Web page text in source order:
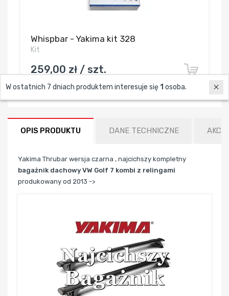
Whispbar - Yakima kit 328
Kit
259,00 zł / szt.
OPIS PRODUKTU DANE TECHNICZNE
Yakima Thrubar wersja czarna , najcichszy kompletny
bagażnik dachowy VW Golf 7 kombi z relingami
produkowany od 2013 ->
W ostatnich 7 dniach produktem interesuje się 1 osoba.